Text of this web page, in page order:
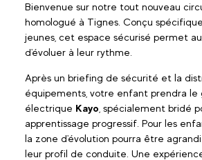
Bienvenue sur notre tout nouveau
homologué à Tignes. Conçu
jeunes, cet espace sécurisé permet
d'évoluer à leur rythme.
Après un briefing de sécurité et la
équipements, votre enfant prendra le
électrique Kayo , spécialement bridé
apprentissage progressif. Pour les
la zone d'évolution pourra être
leur profil de conduite. Une